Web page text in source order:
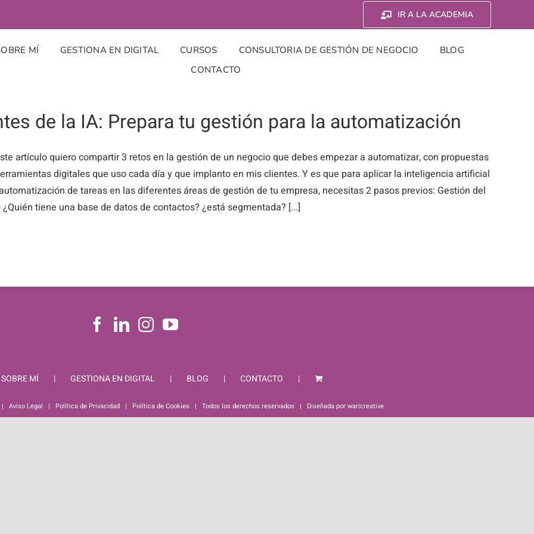
IR A LA ACADEMIA
MÍ GESTIONA EN DIGITAL CURSOS CONSULTORIA DE GESTIÓN DE NEGOCIO
BLOG
CONTACTO
de la IA: Prepara tu gestión para la automatización
artículo quiero compartir 3 retos en la gestión de un negocio que debes empezar a automatizar, con propuestas
digitales que uso cada día y que implanto en mis clientes. Y es que para aplicar la inteligencia artificial
de tareas en las diferentes áreas de gestión de tu empresa, necesitas 2 pasos previos: Gestión del
tiene una base de datos de contactos? ¿está segmentada? [...]
SOBRE MÍ GESTIONA EN DIGITAL BLOG CONTACTO
| Aviso Legal | Política de Privacidad| Política de Cookies | Todos los derechos reservados | Diseñada porwaricreative